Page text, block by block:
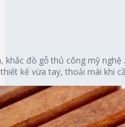
khắc đồ gỗ thủ công mỹ
kế vừa tay, thoải mái khi